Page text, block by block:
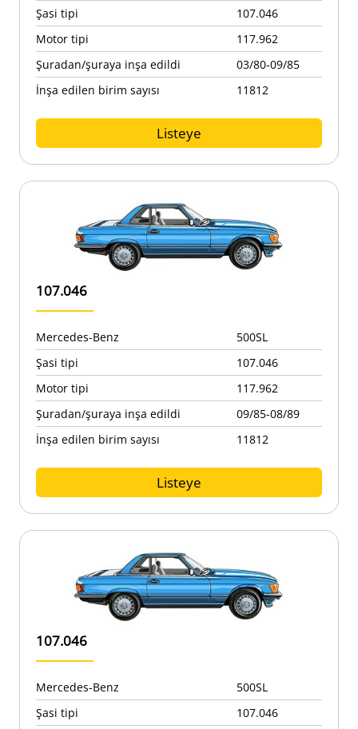
Şasi tipi
107.046
Motor tipi
117.962
Şuradan/şuraya inşa edildi
03/80-09/85
İnşa edilen birim sayısı
11812
Listeye
107.046
Mercedes-Benz
500SL
Şasi tipi
107.046
Motor tipi
117.962
Şuradan/şuraya inşa edildi
09/85-08/89
İnşa edilen birim sayısı
11812
Listeye
107.046
Mercedes-Benz
500SL
Şasi tipi
107.046